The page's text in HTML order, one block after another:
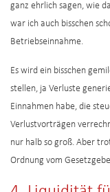
ganz ehrlich sagen, wie
war ich auch bisschen
Betriebseinnahme.
Es wird ein bisschen
stellen, ja Verluste
Einnahmen habe, die
Verlustvorträgen
nur halb so groß. Aber
Ordnung vom